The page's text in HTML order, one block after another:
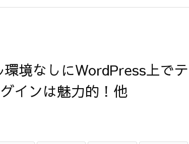
境なしにWordPress上でテ
インは魅力的！他